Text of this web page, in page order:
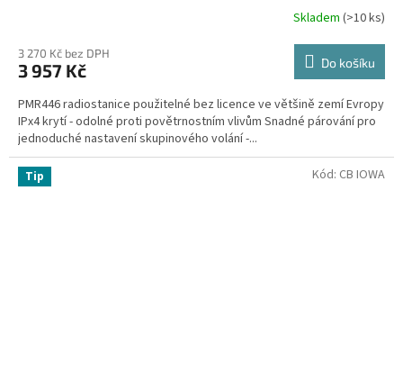
produktu
je
z
5
hvězdiček.
Skladem(>10 ks)
3 270 Kč bez DPH
3 957 Kč Do košíku
PMR446 radiostanice použitelné bez licence ve většině zemí Evropy
IPx4 krytí - odolné proti povětrnostním vlivům Snadné párování pro
jednoduché nastavení skupinového volání -...
Tip Kód: CB IOWA